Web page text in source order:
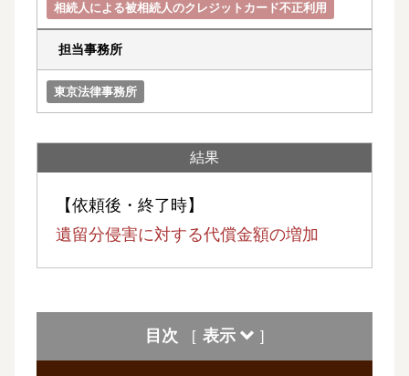
相続人による被相続人のクレジットカード不正利用
担当事務所
東京法律事務所
結果
【依頼後・終了時】
遺留分侵害に対する代償金額の増加
目次 [ 表示 ]